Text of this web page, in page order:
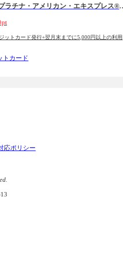
セゾンプラチナ・ア
ットカード発行+翌月末までに5,000円以上の利用
トカード
応ポリシー